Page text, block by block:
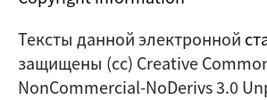
Тексты данной электронной
защищены (cc) Creative
NonCommercial-NoDerivs 3.0